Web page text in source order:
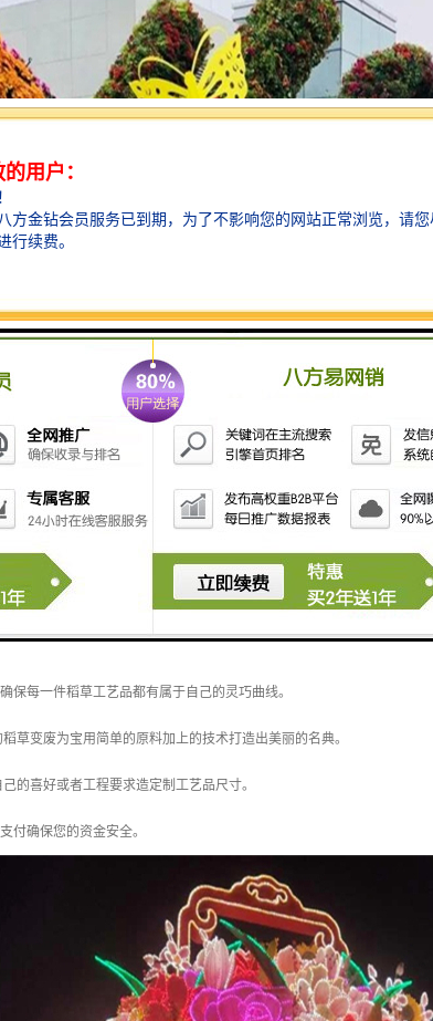
草精编细修结合符合标准钢架组建而成。
保每一件稻草工艺品都有属于自己的灵巧曲线。
草变废为宝用简单的原料加上的技术打造出美丽的名典。
的喜好或者工程要求造定制工艺品尺寸。
付确保您的资金安全。